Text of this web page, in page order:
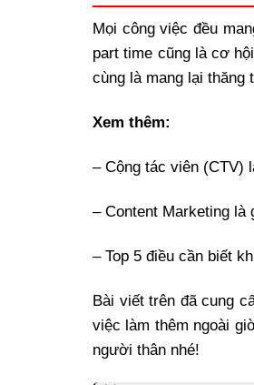
Mọi công việc đều
part time cũng là cơ
cùng là mang lại thăng
Xem thêm:
– Cộng tác viên (CTV)
– Content Marketing là
– Top 5 điều cần biết
Bài viết trên đã cung
việc làm thêm ngoài
người thân nhé!